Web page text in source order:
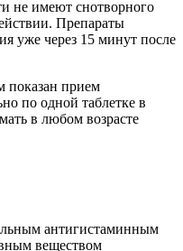
не имеют снотворного
Препараты
уже через 15 минут после
показан прием
по одной таблетке в
в любом возрасте
антигистаминным
веществом